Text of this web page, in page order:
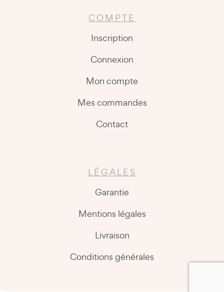
COMPTE
Inscription
Connexion
Mon compte
Mes commandes
Contact
LÉGALES
Garantie
Mentions légales
Livraison
Conditions générales